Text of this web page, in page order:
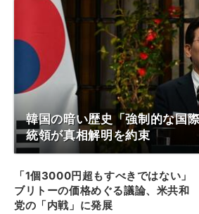
韓国の暗い歴史「強制的な国
統領が真相解明を約束
「1個3000円超もすべきではない」
ブリトーの価格めぐる議論、米共和
党の「内戦」に発展